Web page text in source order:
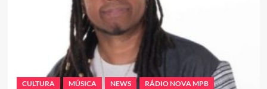
CULTURA MÚSICA NEWS RÁDIO NOVA MPB